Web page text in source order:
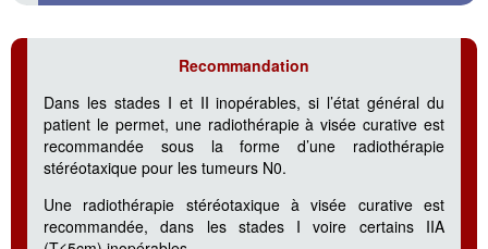
Recommandation
Dans les stades I et II inopérables, si l’état général du
patient le permet, une radiothérapie à visée curative est
recommandée sous la forme d’une radiothérapie
stéréotaxique pour les tumeurs N0.
Une radiothérapie stéréotaxique à visée curative est
recommandée, dans les stades I voire certains IIA